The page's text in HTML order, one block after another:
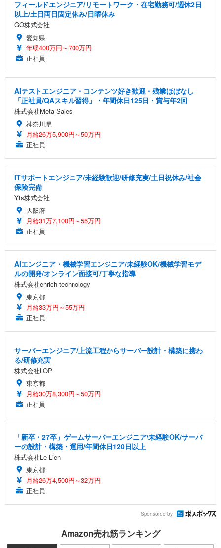
フィールドエンジニア/リモートワーク・在宅勤務可/週休2日
以上/土日両日固定休み/日曜休み
GO株式会社
愛知県
年収400万円～700万円
正社員
AIテストエンジニア・コンテンツ好き歓迎・残業ほぼなし
「正社員/QAスキル習得」・年間休日125日・賞与年2回
株式会社Meta Sales
神奈川県
月給26万5,900円～50万円
正社員
ITサポートエンジニア/未経験歓迎/研修充実/土日祝休み/社会
保険完備
Yts株式会社
大阪府
月給31万7,100円～55万円
正社員
AIエンジニア・機械学習エンジニア/未経験OK/機械学習モデ
ルの開発/オンライン面接可/丁寧な指導
株式会社enrich technology
東京都
月給33万円～55万円
正社員
サーバーエンジニア/上流工程からサーバー設計・構築に携わ
る/研修充実
株式会社LOP
東京都
月給30万8,300円～50万円
正社員
「新卒・27卒」ゲームサーバーエンジニア/未経験OK/サーバ
ーの設計・構築・運用/年間休日120日以上
株式会社Le Lien
東京都
月給26万4,500円～32万円
正社員
Sponsored by
Amazon売れ筋ランキング